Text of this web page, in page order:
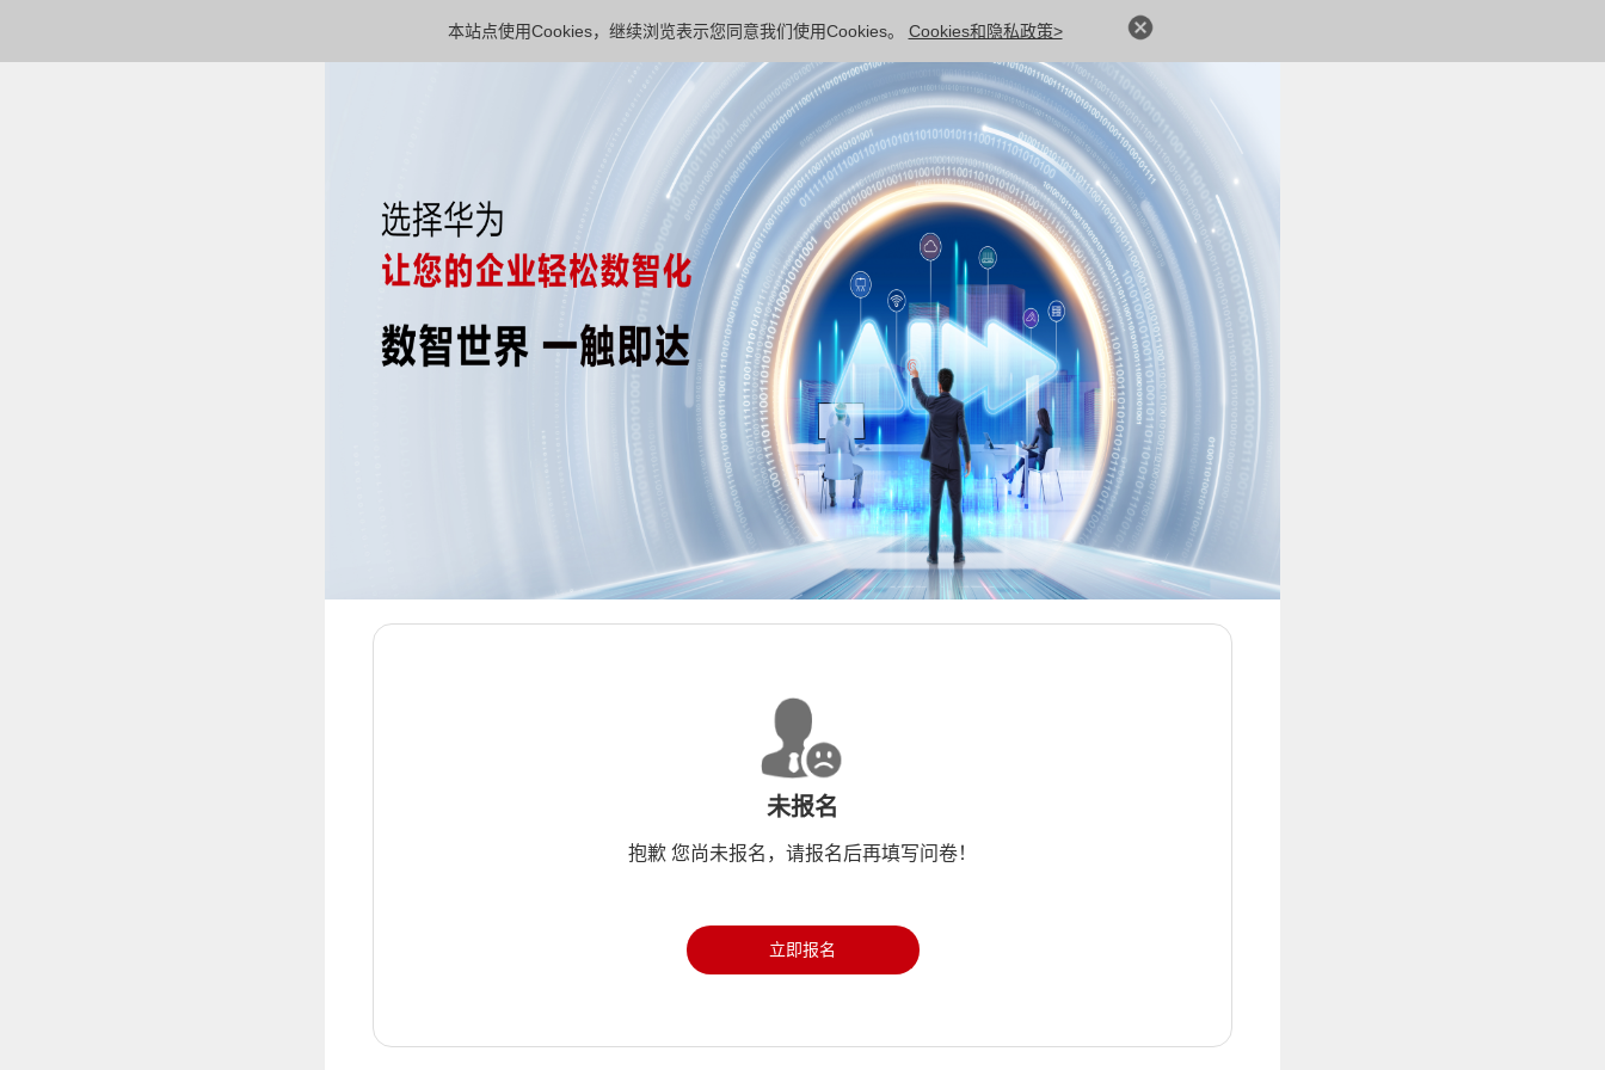
本站点使用Cookies，继续浏览表示您同意我们使用Cookies。 Cookies和隐私政策>
未报名
抱歉 您尚未报名，请报名后再填写问卷！
立即报名